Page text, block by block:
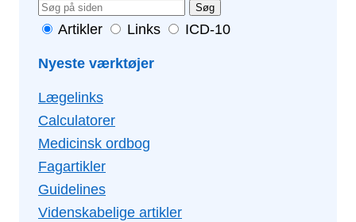
Søg
Artikler Links ICD-10
Nyeste værktøjer
Lægelinks
Calculatorer
Medicinsk ordbog
Fagartikler
Guidelines
Videnskabelige artikler